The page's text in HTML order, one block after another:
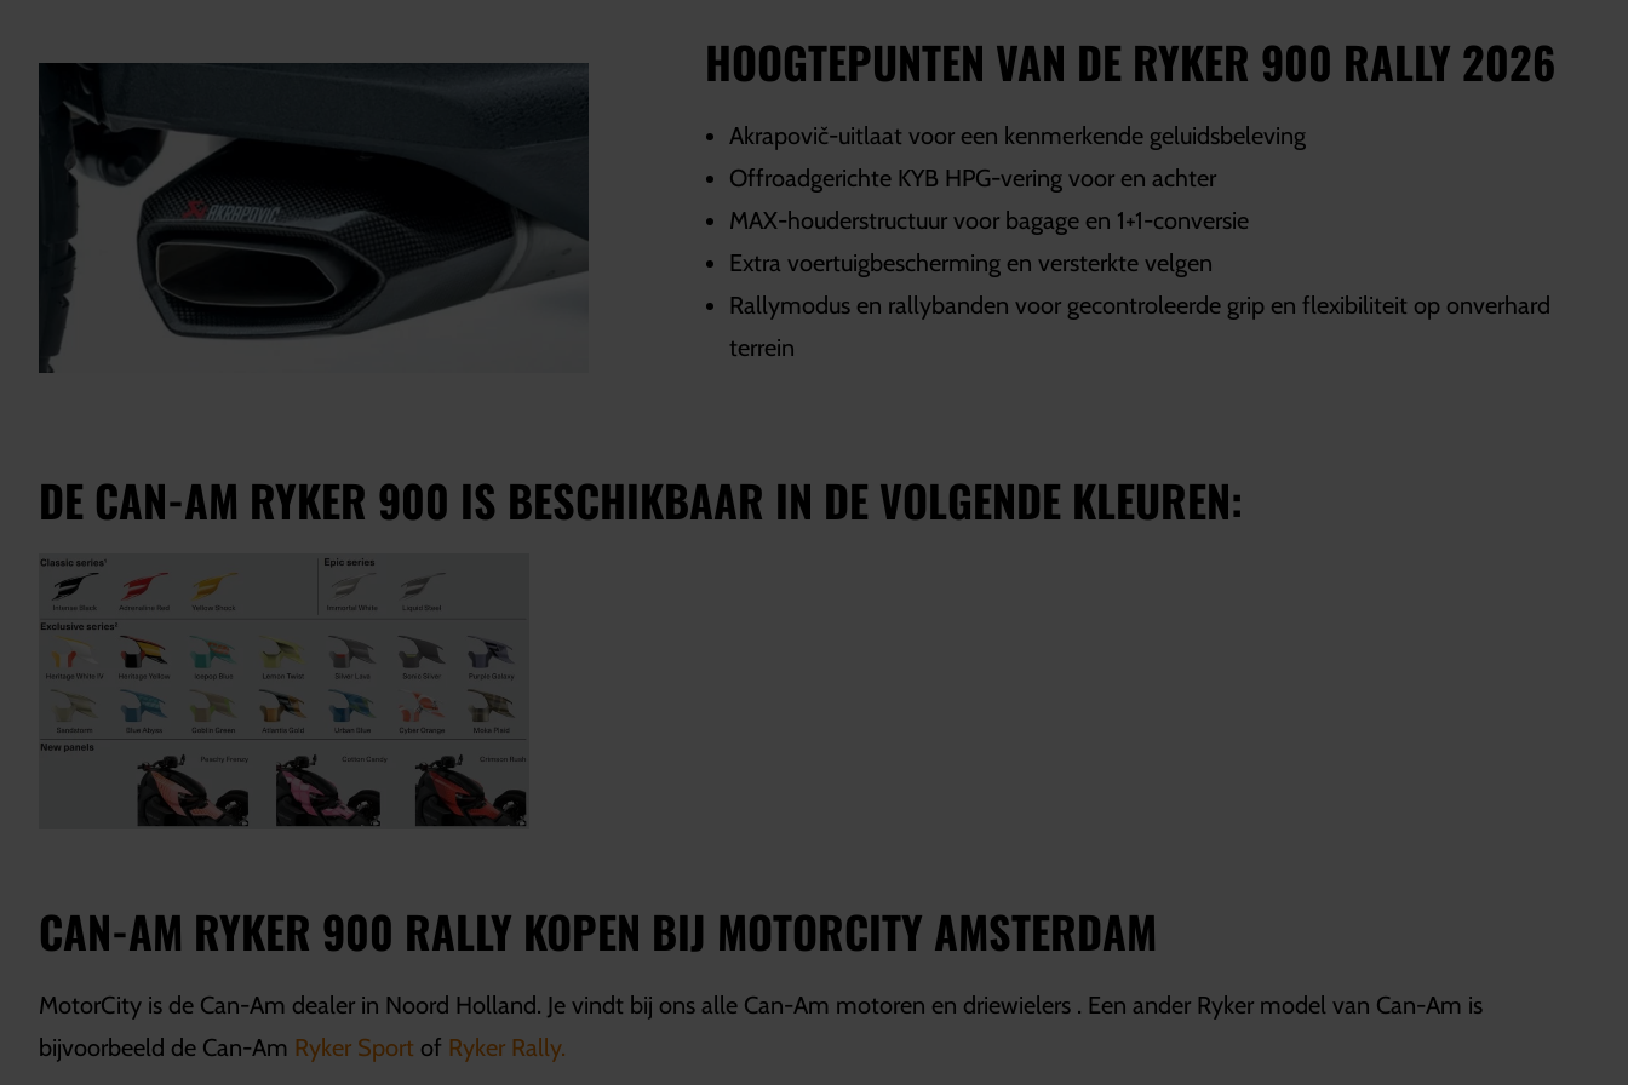
HOOGTEPUNTEN VAN DE RYKER 900 RALLY 2026
Akrapovič-uitlaat voor een kenmerkende geluidsbeleving
Offroadgerichte KYB HPG-vering voor en achter
MAX-houderstructuur voor bagage en 1+1-conversie
Extra voertuigbescherming en versterkte velgen
Rallymodus en rallybanden voor gecontroleerde grip en flexibiliteit op onverhard
terrein
DE CAN-AM RYKER 900 IS BESCHIKBAAR IN DE VOLGENDE KLEUREN:
CAN-AM RYKER 900 RALLY KOPEN BIJ MOTORCITY AMSTERDAM
MotorCity is de Can-Am dealer in Noord Holland. Je vindt bij ons alle Can-Am motoren en driewielers . Een ander Ryker model van Can-Am is
bijvoorbeeld de Can-Am Ryker Sport of Ryker Rally.